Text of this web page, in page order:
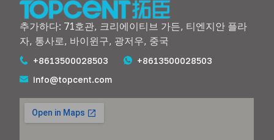
추가하다: 71호관, 크리에이티브 가든, 티엔지안 플라
자, 통사로, 바이윈구, 광저우, 중국
+8613500028503
+8613500028503
info@topcent.com